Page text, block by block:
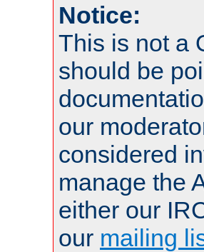
Notice:
This is not a
should be
our
considered
manage the
either our
our mailing